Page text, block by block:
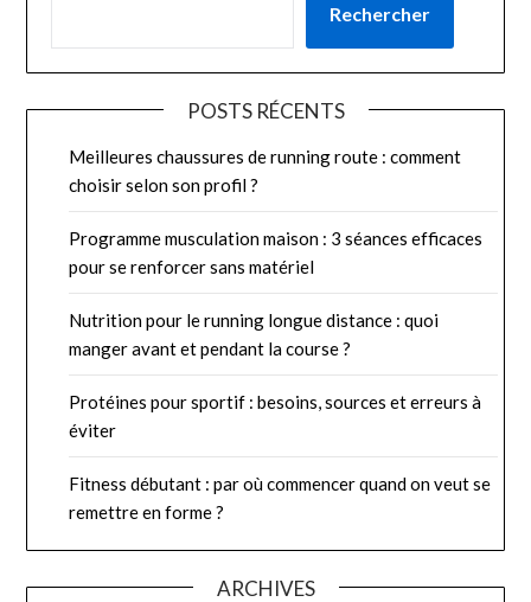
Rechercher
POSTS RÉCENTS
Meilleures chaussures de running route : comment
choisir selon son profil ?
Programme musculation maison : 3 séances efficaces
pour se renforcer sans matériel
Nutrition pour le running longue distance : quoi
manger avant et pendant la course ?
Protéines pour sportif : besoins, sources et erreurs à
éviter
Fitness débutant : par où commencer quand on veut se
remettre en forme ?
ARCHIVES